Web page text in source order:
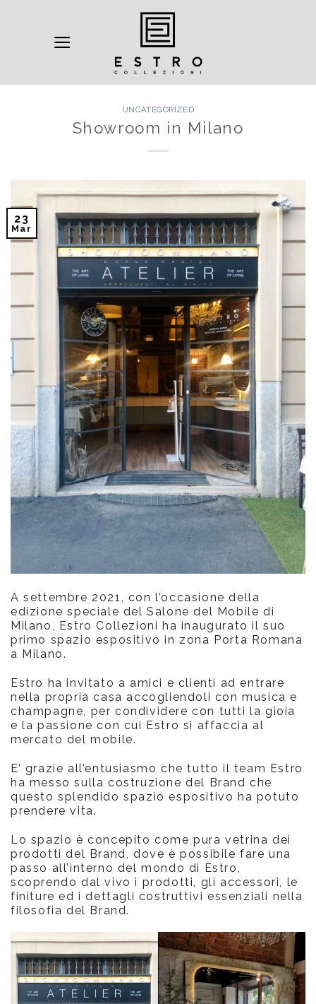
contenuti
UNCATEGORIZED
Showroom in Milano
23
Mar
A settembre 2021, con l’occasione della
edizione speciale del Salone del Mobile di
Milano, Estro Collezioni ha inaugurato il suo
primo spazio espositivo in zona Porta Romana
a Milano.
Estro ha invitato a amici e clienti ad entrare
nella propria casa accogliendoli con musica e
champagne, per condividere con tutti la gioia
e la passione con cui Estro si affaccia al
mercato del mobile.
E’ grazie all’entusiasmo che tutto il team Estro
ha messo sulla costruzione del Brand che
questo splendido spazio espositivo ha potuto
prendere vita.
Lo spazio è concepito come pura vetrina dei
prodotti del Brand, dove è possibile fare una
passo all’interno del mondo di Estro,
scoprendo dal vivo i prodotti, gli accessori, le
finiture ed i dettagli costruttivi essenziali nella
filosofia del Brand.